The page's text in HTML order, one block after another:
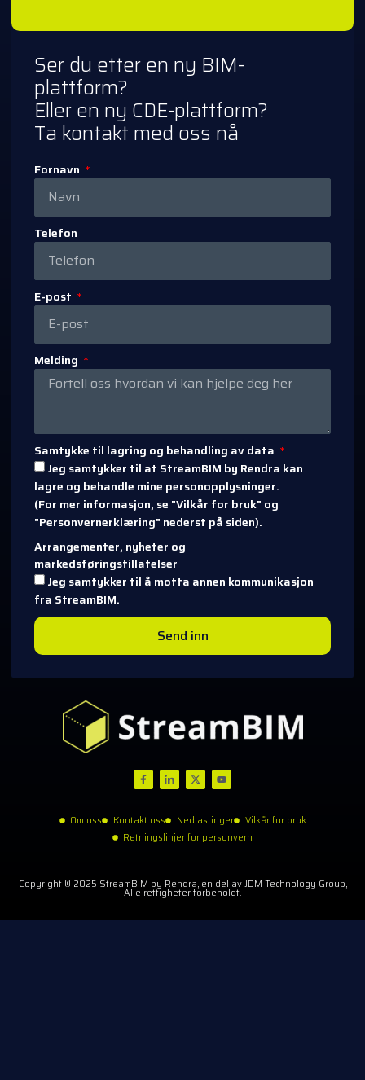
Ser du etter en ny BIM-
plattform?
Eller en ny CDE-plattform?
Ta kontakt med oss nå
Fornavn
Telefon
E-post
Melding
Samtykke til lagring og behandling av data
Jeg samtykker til at StreamBIM by Rendra kan
lagre og behandle mine personopplysninger.
(For mer informasjon, se "Vilkår for bruk" og
"Personvernerklæring" nederst på siden).
Arrangementer, nyheter og
markedsføringstillatelser
Jeg samtykker til å motta annen kommunikasjon
fra StreamBIM.
Send inn
Om oss Kontakt oss Nedlastinger
Vilkår for bruk
Retningslinjer for personvern
Copyright © 2025 StreamBIM by Rendra, en del av JDM Technology Group,
Alle rettigheter forbeholdt.